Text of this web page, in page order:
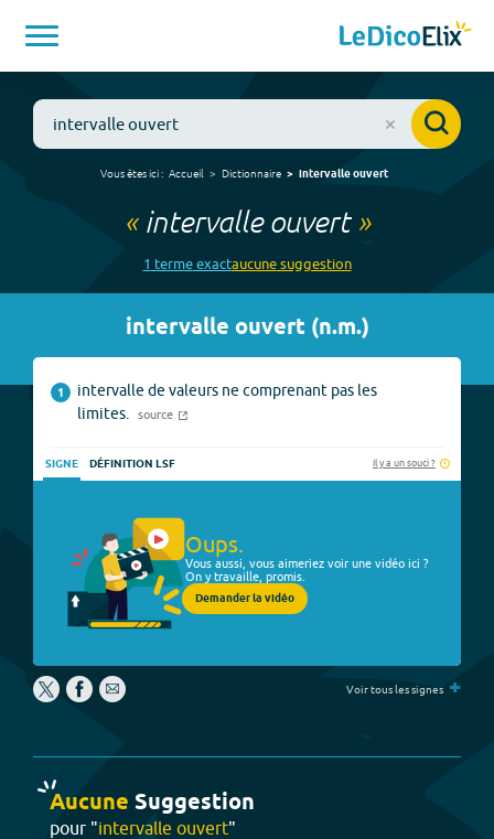
Vous êtes ici : Accueil Dictionnaire intervalle ouvert
« intervalle ouvert»
1 termeexactaucunesuggestion
intervalle ouvert(n.m.)
1
intervalle de valeurs ne comprenant pas les
limites.
source
SIGNE DÉFINITION LSF Il y a un souci ?
Oups.
Vous aussi, vous aimeriez voir une vidéo ici ?
On y travaille, promis.
Demander la vidéo
Voir tous les signes +
Aucune Suggestion
pour "intervalle ouvert"